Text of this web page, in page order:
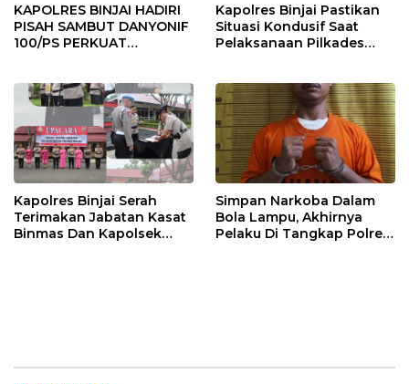
KAPOLRES BINJAI HADIRI
PISAH SAMBUT DANYONIF
100/PS PERKUAT
Kapolres Binjai Pastikan
Situasi Kondusif Saat
Pelaksanaan Pilkades
Kapolres Binjai Serah
Terimakan Jabatan Kasat
Binmas Dan Kapolsek
Simpan Narkoba Dalam
Bola Lampu, Akhirnya
Pelaku Di Tangkap Polres